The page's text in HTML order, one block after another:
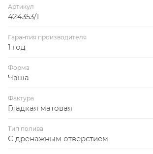
Артикул
424353/1
Гарантия производителя
1 год
Форма
Чаша
Фактура
Гладкая матовая
Тип полива
С дренажным отверстием